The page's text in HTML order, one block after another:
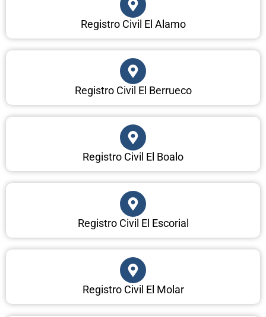
Registro Civil El Alamo
Registro Civil El Berrueco
Registro Civil El Boalo
Registro Civil El Escorial
Registro Civil El Molar